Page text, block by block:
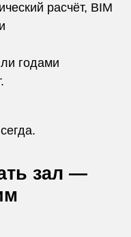
расчёт, BIM
годами
зал —